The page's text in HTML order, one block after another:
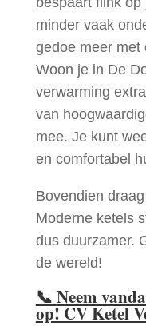
minder vaak
gedoe meer met
Woon je in De
verwarming
van
mee. Je kunt
en comfortabel
Bovendien
Moderne ketels
dus duurzamer.
de wereld!
📞 Neem
op! CV Ketel